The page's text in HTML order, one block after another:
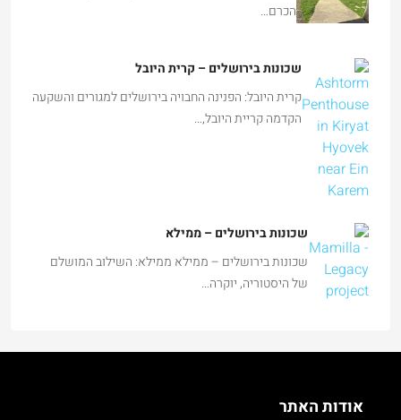
הכרם…
שכונות בירושלים – קרית היובל
קרית היובל: הפנינה החבויה בירושלים למגורים והשקעה
הקדמה קריית היובל,…
שכונות בירושלים – ממילא
שכונות בירושלים – ממילא ממילא: השילוב המושלם
של היסטוריה, יוקרה…
אודות האתר